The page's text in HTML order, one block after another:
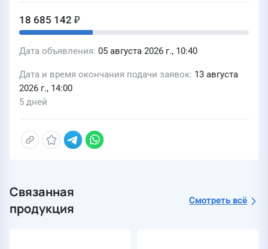
18 685 142 ₽
Дата объявления 05 августа 2026 г., 10:40
Дата и время окончания подачи заявок 13 августа
2026 г., 14:00
5 дней
Связанная
продукция
Смотреть всё